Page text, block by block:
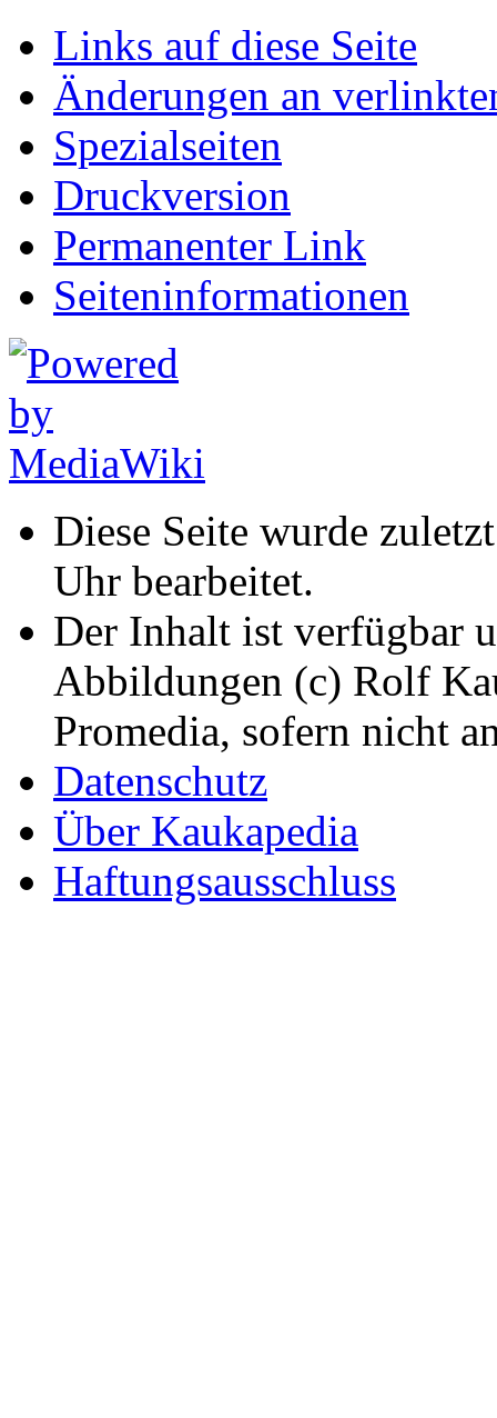
Links auf diese Seite
Änderungen an
Spezialseiten
Druckversion
Permanenter Link
Seiten­informationen
Diese Seite wurde
Uhr bearbeitet.
Der Inhalt ist verfügbar
Abbildungen (c) Rolf
Promedia, sofern nicht
Datenschutz
Über Kaukapedia
Haftungsausschluss